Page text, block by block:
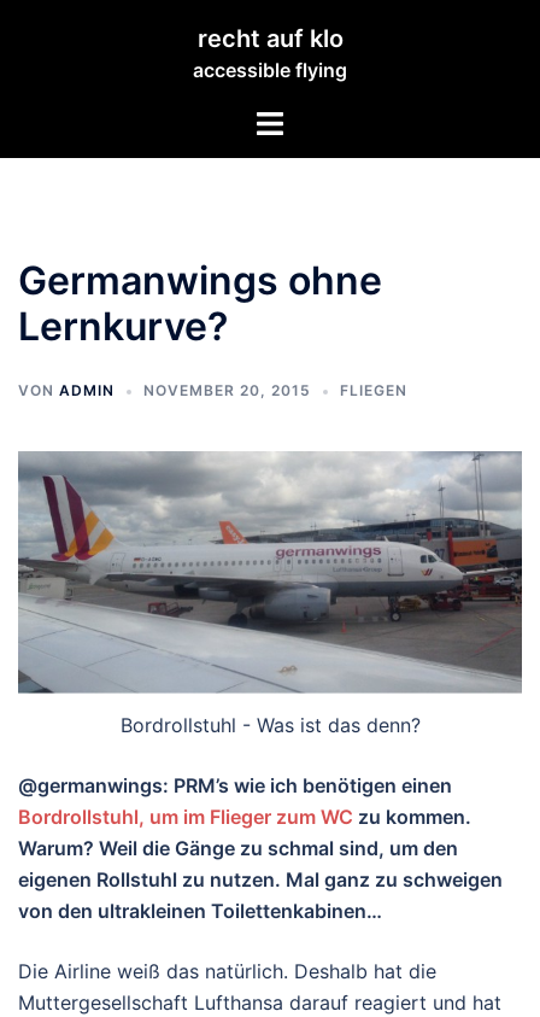
recht auf klo
accessible flying
Menü
Germanwings ohne
Lernkurve?
VON ADMIN NOVEMBER 20, 2015 FLIEGEN
Bordrollstuhl - Was ist das denn?
@germanwings: PRM’s wie ich benötigen einen
Bordrollstuhl, um im Flieger zum WC zu kommen.
Warum? Weil die Gänge zu schmal sind, um den
eigenen Rollstuhl zu nutzen. Mal ganz zu schweigen
von den ultrakleinen Toilettenkabinen…
Die Airline weiß das natürlich. Deshalb hat die
Muttergesellschaft Lufthansa darauf reagiert und hat